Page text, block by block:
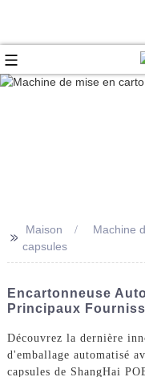
>>
Maison
Machine
capsules
Encartonneuse
Principaux
Découvrez la dernière
d'emballage automatisé
capsules de ShangHai